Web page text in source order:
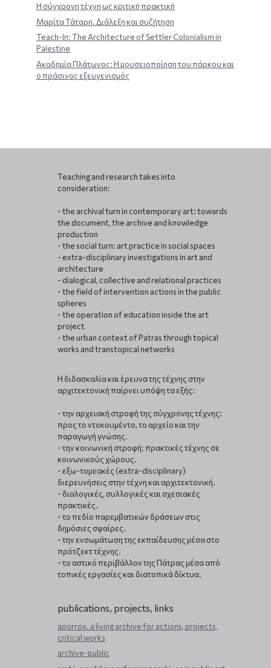
Η σύγχρονη τέχνη ως κριτική πρακτική
Μαρίτα Τάταρη. Διάλεξη και συζήτηση
Teach-In: The Architecture of Settler Colonialism in
Palestine
Ακαδημία Πλάτωνος: Η μουσειοποίηση του πάρκου και
ο πράσινος εξευγενισμός
Teaching and research takes into
consideration:
- the archival turn in contemporary art: towards
the document, the archive and knowledge
production
- the social turn: art practice in social spaces
- extra-disciplinary investigations in art and
architecture
- dialogical, collective and relational practices
- the field of intervention actions in the public
spheres
- the operation of education inside the art
project
- the urban context of Patras through topical
works and transtopical networks
Η διδασκαλία και έρευνα της τέχνης στην
αρχιτεκτονική παίρνει υπόψη τα εξής:
- την αρχειακή στροφή της σύγχρονης τέχνης:
προς το ντοκουμέντο, το αρχείο και την
παραγωγή γνώσης.
- την κοινωνική στροφή: πρακτικές τέχνης σε
κοινωνικούς χώρους.
- εξω-τομεακές (extra-disciplinary)
διερευνήσεις στην τέχνη και αρχιτεκτονική.
- διαλογικές, συλλογικές και σχεσιακές
πρακτικές.
- το πεδίο παρεμβατικών δράσεων στις
δημόσιες σφαίρες.
- την ενσωμάτωση της εκπαίδευσης μέσα στο
πρότζεκτ τέχνης.
- το αστικό περιβάλλον της Πάτρας μέσα από
τοπικές εργασίες και διατοπικά δίκτυα.
publications, projects, links
aporrox. a living archive for actions, projects,
critical works
archive-public